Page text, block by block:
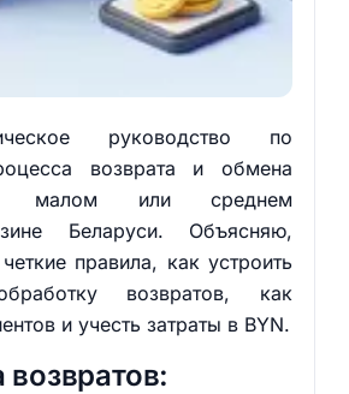
руководство по
возврата и обмена
малом или среднем
Беларуси. Объясняю,
правила, как устроить
возвратов, как
и учесть затраты в BYN.